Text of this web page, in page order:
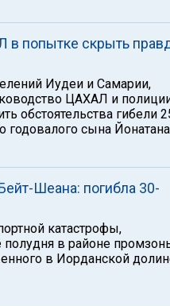
попытке скрыть
Иудеи и Самарии,
ЦАХАЛ и
обстоятельства гибели
сына
Шеана: погибла 30-
катастрофы,
в районе
в Иорданской